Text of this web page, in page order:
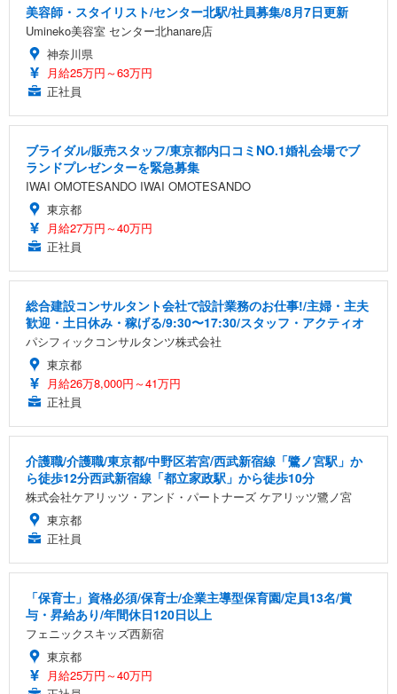
美容師・スタイリスト/センター北駅/社員募集/8月7日更新
Umineko美容室 センター北hanare店
神奈川県
月給25万円～63万円
正社員
ブライダル/販売スタッフ/東京都内口コミNO.1婚礼会場でブ
ランドプレゼンターを緊急募集
IWAI OMOTESANDO IWAI OMOTESANDO
東京都
月給27万円～40万円
正社員
総合建設コンサルタント会社で設計業務のお仕事!/主婦・主夫
歓迎・土日休み・稼げる/9:30〜17:30/スタッフ・アクティオ
パシフィックコンサルタンツ株式会社
東京都
月給26万8,000円～41万円
正社員
介護職/介護職/東京都/中野区若宮/西武新宿線「鷺ノ宮駅」か
ら徒歩12分西武新宿線「都立家政駅」から徒歩10分
株式会社ケアリッツ・アンド・パートナーズ ケアリッツ鷺ノ宮
東京都
正社員
「保育士」資格必須/保育士/企業主導型保育園/定員13名/賞
与・昇給あり/年間休日120日以上
フェニックスキッズ西新宿
東京都
月給25万円～40万円